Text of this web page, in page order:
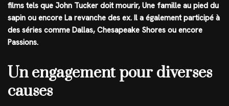
films tels que John Tucker doit mourir, Une famille au pied du
sapin ou encore La revanche des ex. Il a également participé à
des séries comme Dallas, Chesapeake Shores ou encore
Passions.
Un engagement pour diverses
causes